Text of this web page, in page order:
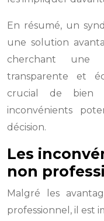
En résumé, un
une solution
cherchant une
transparente et
crucial de bien
inconvénients
décision.
Les
non
Malgré les
professionnel, il est